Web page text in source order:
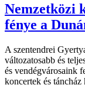
Nemzetközi
fénye a
A szentendrei
változatosabb és
és vendégvárosaink
koncertek és